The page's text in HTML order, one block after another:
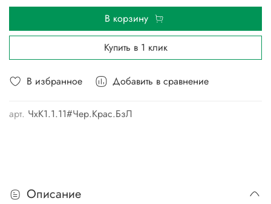
В избранное Добавить в сравнение
арт. ЧхК1.1.11#Чер.Крас.БзЛ
В корзину
Купить в 1 клик
Описание